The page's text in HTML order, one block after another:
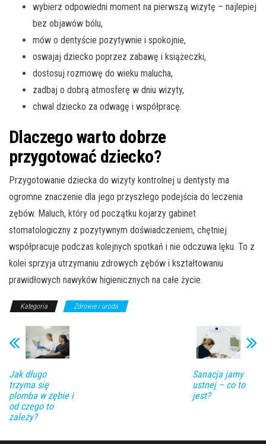
wybierz odpowiedni moment na pierwszą wizytę – najlepiej
bez objawów bólu,
mów o dentyście pozytywnie i spokojnie,
oswajaj dziecko poprzez zabawę i książeczki,
dostosuj rozmowę do wieku malucha,
zadbaj o dobrą atmosferę w dniu wizyty,
chwal dziecko za odwagę i współpracę.
Dlaczego warto dobrze
przygotować dziecko?
Przygotowanie dziecka do wizyty kontrolnej u dentysty ma
ogromne znaczenie dla jego przyszłego podejścia do leczenia
zębów. Maluch, który od początku kojarzy gabinet
stomatologiczny z pozytywnym doświadczeniem, chętniej
współpracuje podczas kolejnych spotkań i nie odczuwa lęku. To z
kolei sprzyja utrzymaniu zdrowych zębów i kształtowaniu
prawidłowych nawyków higienicznych na całe życie.
Kategoria Zdrowie i uroda
Jak długo
trzyma się
plomba w zębie i
od czego to
zależy?
Sanacja jamy
ustnej – co to
jest?